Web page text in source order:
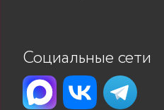
Социальные сети